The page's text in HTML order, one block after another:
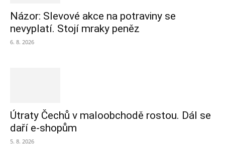
Názor: Slevové akce na potraviny se
nevyplatí. Stojí mraky peněz
6. 8. 2026
Útraty Čechů v maloobchodě rostou. Dál se
daří e-shopům
5. 8. 2026